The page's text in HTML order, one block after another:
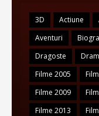
3D Actiune
Aventuri
Dragoste
Filme 2005
Filme 2009
Filme 2013